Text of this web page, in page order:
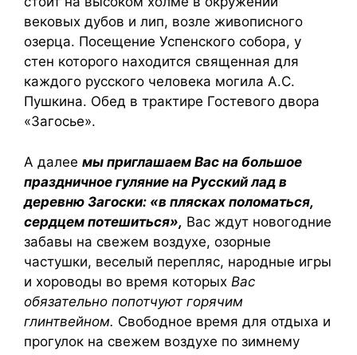
вековых дубов и лип, возле живописного
озерца. Посещение Успенского собора, у
стен которого находится священная для
каждого русского человека могила А.С.
Пушкина. Обед в трактире Гостевого двора
«Загосье».
А далее мы приглашаем Вас на большое
праздничное гуляние на Русский лад в
деревню Загоски: «в плясках поломаться,
сердцем потешиться», Вас ждут новогодние
забавы на свежем воздухе, озорные
частушки, веселый перепляс, народные игры
и хороводы во время которых Вас
обязательно попотчуют горячим
глинтвейном. Свободное время для отдыха и
прогулок на свежем воздухе по зимнему